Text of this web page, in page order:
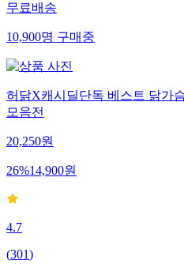
무료배송
10,900명 구매중
허닭X캐시딜단독 베스트 닭가
모음전
20,250원
26%14,900원
4.7
(301)